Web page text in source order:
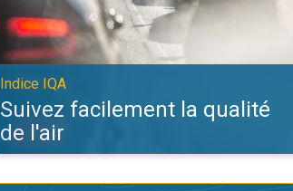
Indice IQA
Suivez facilement la qualité
de l'air